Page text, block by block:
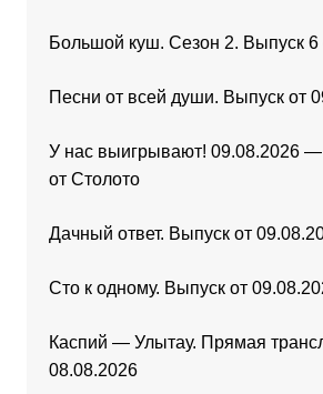
Большой куш. Сезон 2. Выпуск 6
Песни от всей души. Выпуск от
У нас выигрывают! 09.08.2026
от Столото
Дачный ответ. Выпуск от
Сто к одному. Выпуск от
Каспий — Улытау. Прямая
08.08.2026